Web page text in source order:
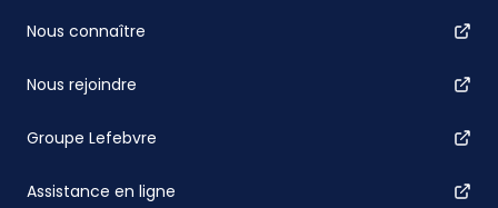
Nous connaître
Nous rejoindre
Groupe Lefebvre
Assistance en ligne